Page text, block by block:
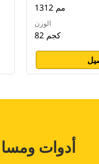
1312 مم
الوزن
82 كجم
أدوات